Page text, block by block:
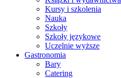
Kursy i szkolenia
Nauka
Szkoły
Szkoły językowe
Uczelnie wyższe
Gastronomia
Bary
Catering